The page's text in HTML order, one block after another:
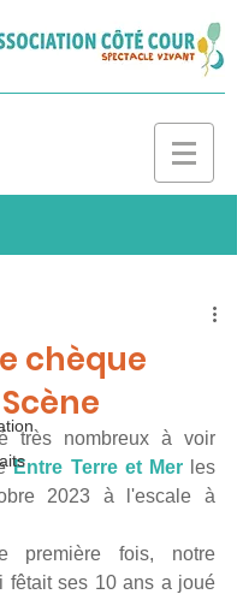
chèque
très nombreux à voir
Entre Terre et Mer les
2023 à l'escale à
première fois, notre
fêtait ses 10 ans a joué